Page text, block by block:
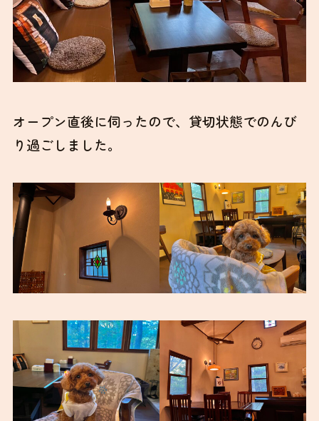
オープン直後に伺ったので、貸切状態でのんび
り過ごしました。